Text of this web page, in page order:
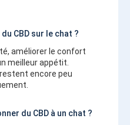
CBD sur le chat ?
améliorer le confort
meilleur appétit.
encore peu
du CBD à un chat ?